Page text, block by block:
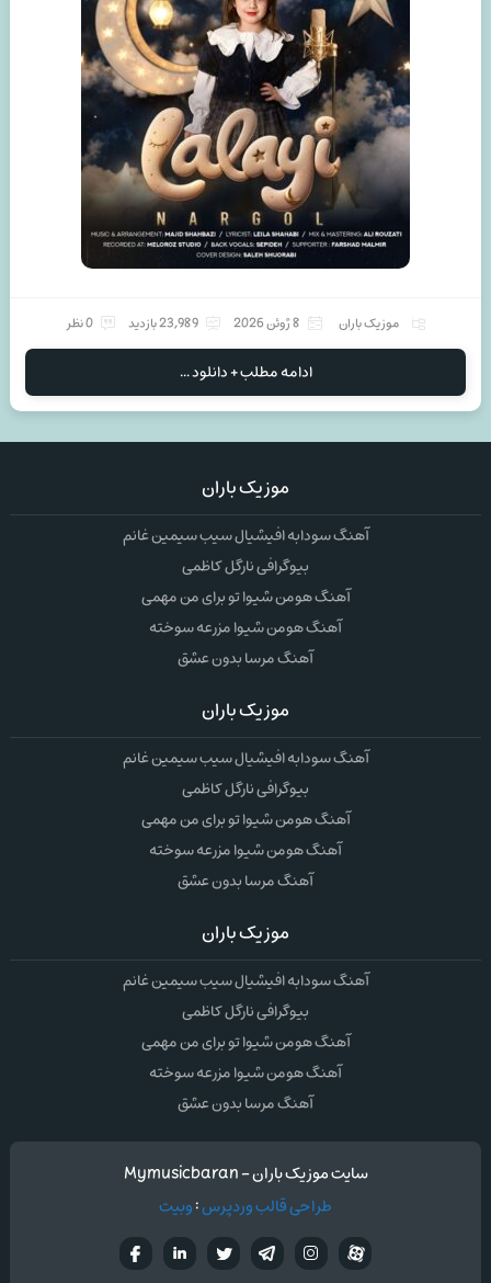
موزیک باران 8 ژوئن 2026 23,989 بازدید 0 نظر
ادامه مطلب + دانلود ...
موزیک باران
آهنگ سودابه افیشیال سیب سیمین غانم
بیوگرافی نارگل کاظمی
آهنگ هومن شیوا تو برای من مهمی
آهنگ هومن شیوا مزرعه سوخته
آهنگ مرسا بدون عشق
موزیک باران
آهنگ سودابه افیشیال سیب سیمین غانم
بیوگرافی نارگل کاظمی
آهنگ هومن شیوا تو برای من مهمی
آهنگ هومن شیوا مزرعه سوخته
آهنگ مرسا بدون عشق
موزیک باران
آهنگ سودابه افیشیال سیب سیمین غانم
بیوگرافی نارگل کاظمی
آهنگ هومن شیوا تو برای من مهمی
آهنگ هومن شیوا مزرعه سوخته
آهنگ مرسا بدون عشق
سایت موزیک باران - Mymusicbaran
طراحی قالب وردپرس:وبیت
تويترتلگرام
اینستاگرام آپارات